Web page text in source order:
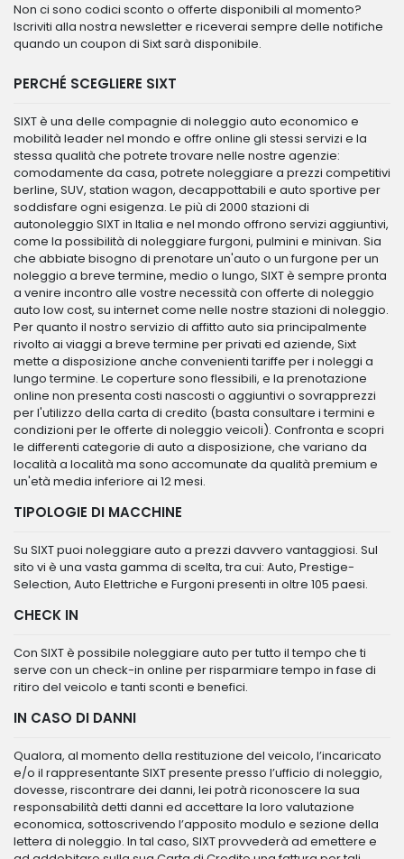
Non ci sono codici sconto o offerte disponibili al momento?
Iscriviti alla nostra newsletter e riceverai sempre delle notifiche
quando un coupon di Sixt sarà disponibile.
PERCHÉ SCEGLIERE SIXT
SIXT è una delle compagnie di noleggio auto economico e
mobilità leader nel mondo e offre online gli stessi servizi e la
stessa qualità che potrete trovare nelle nostre agenzie:
comodamente da casa, potrete noleggiare a prezzi competitivi
berline, SUV, station wagon, decappottabili e auto sportive per
soddisfare ogni esigenza. Le più di 2000 stazioni di
autonoleggio SIXT in Italia e nel mondo offrono servizi aggiuntivi,
come la possibilità di noleggiare furgoni, pulmini e minivan. Sia
che abbiate bisogno di prenotare un'auto o un furgone per un
noleggio a breve termine, medio o lungo, SIXT è sempre pronta
a venire incontro alle vostre necessità con offerte di noleggio
auto low cost, su internet come nelle nostre stazioni di noleggio.
Per quanto il nostro servizio di affitto auto sia principalmente
rivolto ai viaggi a breve termine per privati ed aziende, Sixt
mette a disposizione anche convenienti tariffe per i noleggi a
lungo termine. Le coperture sono flessibili, e la prenotazione
online non presenta costi nascosti o aggiuntivi o sovrapprezzi
per l'utilizzo della carta di credito (basta consultare i termini e
condizioni per le offerte di noleggio veicoli). Confronta e scopri
le differenti categorie di auto a disposizione, che variano da
località a località ma sono accomunate da qualità premium e
un'età media inferiore ai 12 mesi.
TIPOLOGIE DI MACCHINE
Su SIXT puoi noleggiare auto a prezzi davvero vantaggiosi. Sul
sito vi è una vasta gamma di scelta, tra cui: Auto, Prestige-
Selection, Auto Elettriche e Furgoni presenti in oltre 105 paesi.
CHECK IN
Con SIXT è possibile noleggiare auto per tutto il tempo che ti
serve con un check-in online per risparmiare tempo in fase di
ritiro del veicolo e tanti sconti e benefici.
IN CASO DI DANNI
Qualora, al momento della restituzione del veicolo, l’incaricato
e/o il rappresentante SIXT presente presso l’ufficio di noleggio,
dovesse, riscontrare dei danni, lei potrà riconoscere la sua
responsabilità detti danni ed accettare la loro valutazione
economica, sottoscrivendo l’apposito modulo e sezione della
lettera di noleggio. In tal caso, SIXT provvederà ad emettere e